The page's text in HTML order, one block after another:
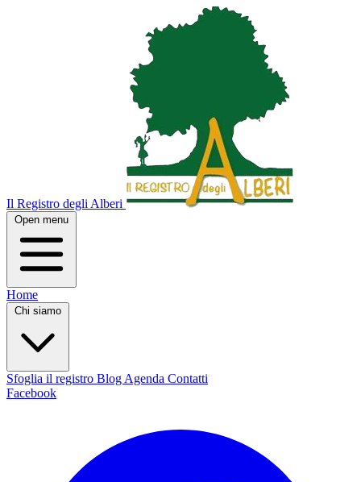
Il Registro degli Alberi
Open menu
Home
Chi siamo
Sfoglia il registro Blog Agenda Contatti
Facebook